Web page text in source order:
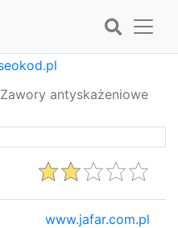
Zawory antyskażeniowe
www.jafar.com.pl